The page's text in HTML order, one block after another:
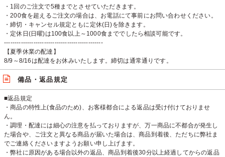
・1回のご注文で5種までとさせていただきます。
・200食を超えるご注文の場合は、お電話にて事前にお問い合わせください。
・締切・キャンセル規定ともに定休(日)を除きます。
・定休日(日曜)は100食以上～1000食まででしたら相談可能です。
-----------------------------------------------
【夏季休業の配達】
8/9～8/16は配達をお休みいたします。締切は通常通りです。
備品・返品規定
■返品規定
・商品の特性上(食品のため)、お客様都合による返品は受け付けておりませ
ん。
・調理・配達には細心の注意を払っておりますが、万一商品に不都合が発生し
た場合や、ご注文と異なる商品が届いた場合は、商品到着後、ただちに弊社ま
でご連絡くださいますようお願い申し上げます。
・弊社に原因がある場合以外の返品、商品到着後30分以上経過してからの返品